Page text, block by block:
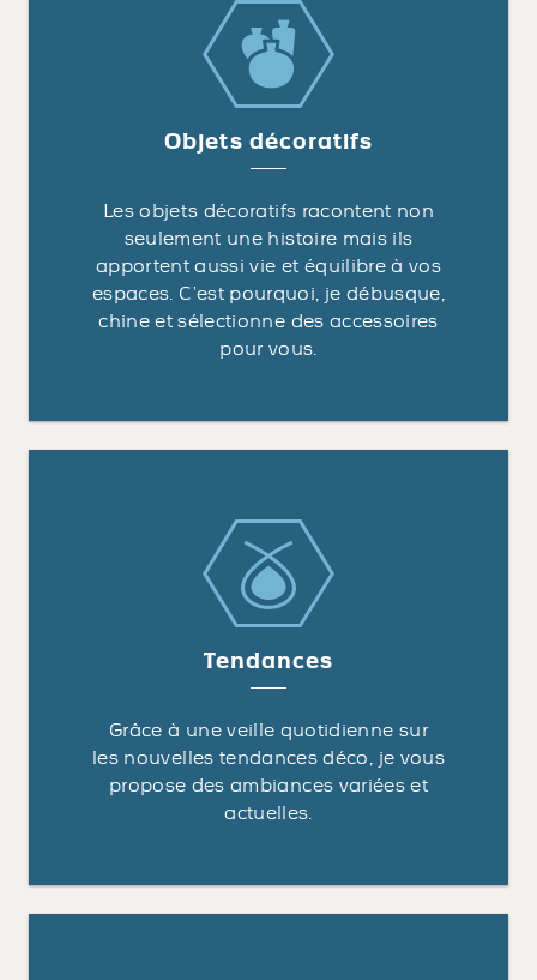
Objets décoratifs
Les objets décoratifs racontent non
seulement une histoire mais ils
apportent aussi vie et équilibre à vos
espaces. C’est pourquoi, je débusque,
chine et sélectionne des accessoires
pour vous.
Tendances
Grâce à une veille quotidienne sur
les nouvelles tendances déco, je vous
propose des ambiances variées et
actuelles.